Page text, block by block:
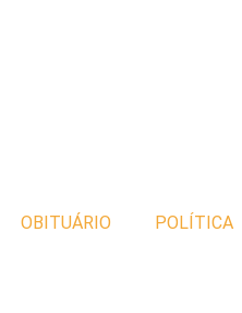
OBITUÁRIO POLÍTICA